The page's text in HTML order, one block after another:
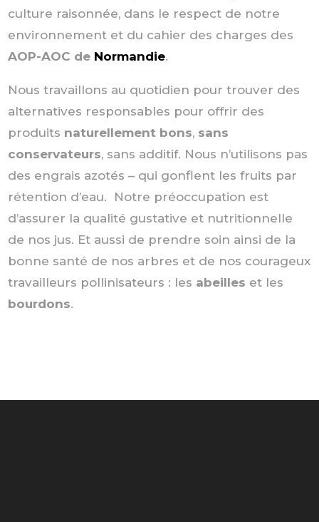
culture raisonnée, dans le respect de notre
environnement et du cahier des charges des
AOP-AOC de Normandie.
Nous travaillons au quotidien pour trouver des
alternatives responsables pour offrir des
produits naturellement bons, sans
conservateurs, sans additif. Nous n’utilisons pas
des engrais azotés – qui gonflent les fruits par
rétention d’eau. Notre préoccupation est
d’assurer la qualité gustative et nutritionnelle
de nos jus. Et aussi de prendre soin ainsi de la
bonne santé de nos arbres et de nos courageux
travailleurs pollinisateurs : les abeilles et les
bourdons.